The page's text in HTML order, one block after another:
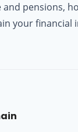
pensions,
your financial